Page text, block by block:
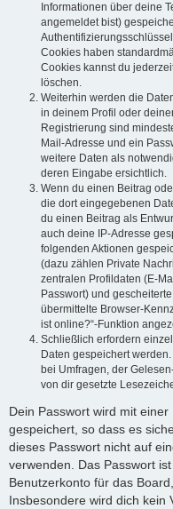
Informationen über deine
angemeldet bist)
Cookies haben
Cookies kannst du
löschen.
Weiterhin werden die
in deinem Profil oder
Registrierung sind
Mail-Adresse und ein
weitere Daten als
deren Eingabe ersichtlich.
Wenn du einen Beitrag
die dort eingegebenen
du einen Beitrag als
auch deine IP-Adresse
folgenden Aktionen
(dazu zählen Private
zentralen Profildaten (E-
Passwort) und
übermittelte Browser-
ist online?“-Funktion
Schließlich erfordern
Daten gespeichert
bei Umfragen, der
von dir gesetzte
Dein Passwort wird mit
gespeichert, so dass es
dieses Passwort nicht auf
verwenden. Das Passwort
Benutzerkonto für das
Insbesondere wird dich kein